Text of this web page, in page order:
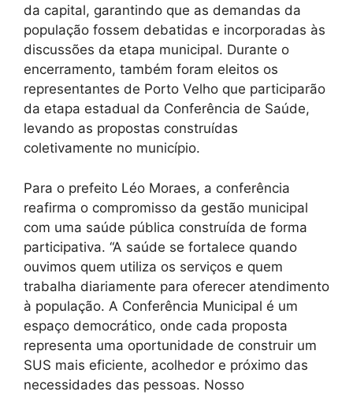
da capital, garantindo que as demandas da
população fossem debatidas e incorporadas às
discussões da etapa municipal. Durante o
encerramento, também foram eleitos os
representantes de Porto Velho que participarão
da etapa estadual da Conferência de Saúde,
levando as propostas construídas
coletivamente no município.
Para o prefeito Léo Moraes, a conferência
reafirma o compromisso da gestão municipal
com uma saúde pública construída de forma
participativa. “A saúde se fortalece quando
ouvimos quem utiliza os serviços e quem
trabalha diariamente para oferecer atendimento
à população. A Conferência Municipal é um
espaço democrático, onde cada proposta
representa uma oportunidade de construir um
SUS mais eficiente, acolhedor e próximo das
necessidades das pessoas. Nosso